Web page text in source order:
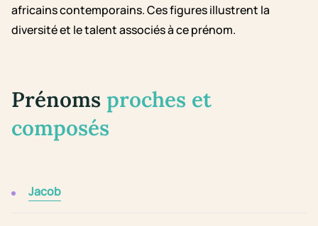
africains contemporains. Ces figures illustrent la
diversité et le talent associés à ce prénom.
Prénoms proches et
composés
Jacob